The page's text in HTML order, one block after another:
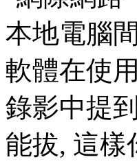
本地電腦
軟體在使
錄影中提
能拔, 這樣